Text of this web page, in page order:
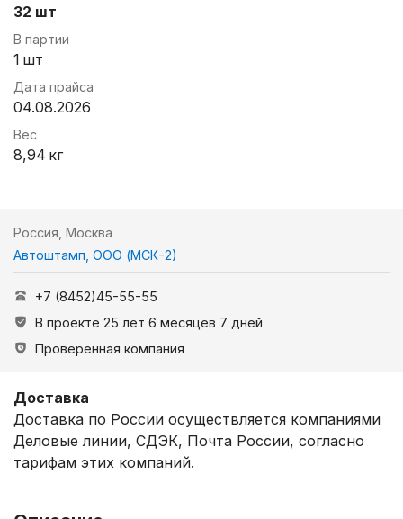
32 шт
В партии
1 шт
Дата прайса
04.08.2026
Вес
8,94 кг
Россия, Москва
Автоштамп, ООО (МСК-2)
+7 (8452)45-55-55
В проекте 25 лет 6 месяцев 7 дней
Проверенная компания
Доставка
Доставка по России осуществляется компаниями
Деловые линии, СДЭК, Почта России, согласно
тарифам этих компаний.